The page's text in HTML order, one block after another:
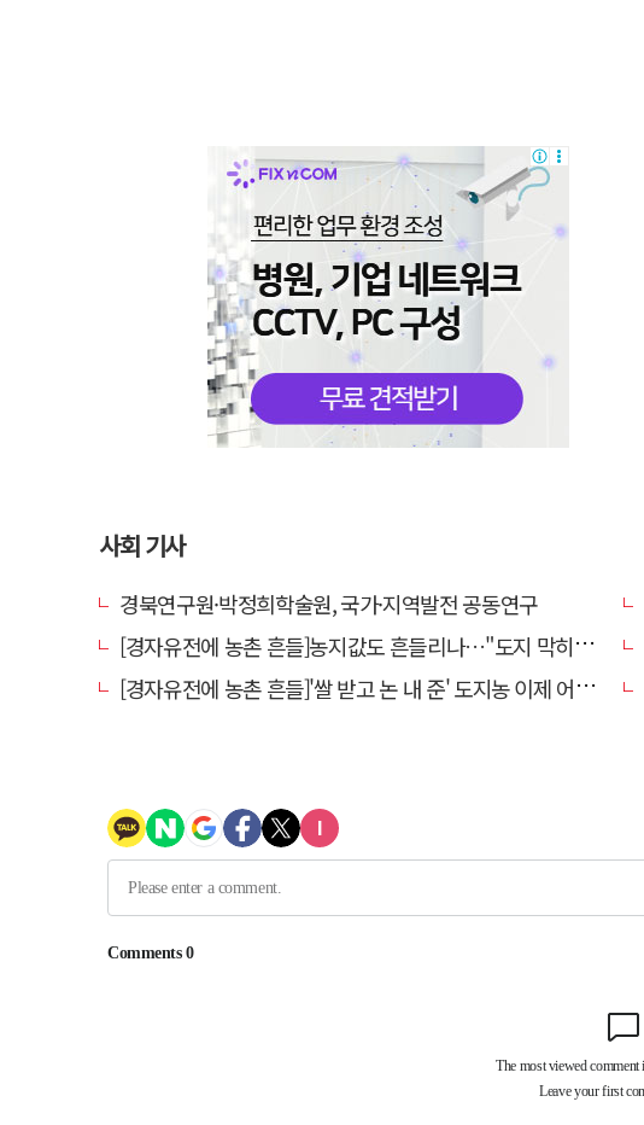
사회 기사
경북연구원·박정희학술원, 국가·지역발전 공동연구
[경자유전에 농촌 흔들]농지값도 흔들리나…"도지 막히면 헐값 매물 나올 수도"
[경자유전에 농촌 흔들]'쌀 받고 논 내 준' 도지농 이제 어쩌나?